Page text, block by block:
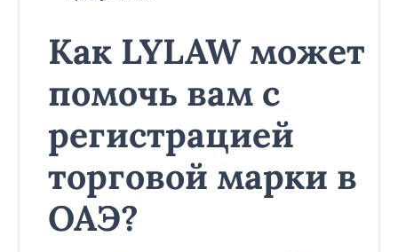
Как LYLAW может
помочь вам с
регистрацией
торговой марки в
ОАЭ?